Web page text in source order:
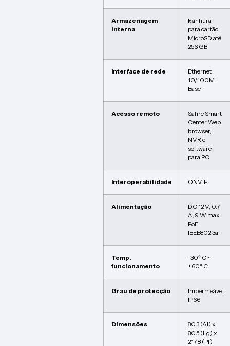
Armazenagem
interna
Ranhura
para cartão
MicroSD até
256 GB
Interface de rede
Ethernet
10/100M
BaseT
Acesso remoto
Safire Smart
Center Web
browser,
NVR e
software
para PC
Interoperabilidade ONVIF
Alimentação
DC 12 V, 0.7
A, 9 W max.
PoE
IEEE802.3af
Temp.
funcionamento
-30º C ~
+60º C
Grau de protecção
Impermeável
IP66
Dimensões
80.3 (Al) x
80.5 (Lg) x
217.8 (Pf)